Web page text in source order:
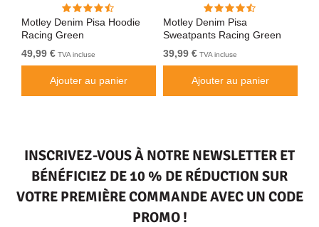
Motley Denim Pisa Hoodie
Racing Green
49,99 € TVA incluse
Ajouter au panier
Motley Denim Pisa
Sweatpants Racing Green
39,99 € TVA incluse
Ajouter au panier
INSCRIVEZ-VOUS À NOTRE NEWSLETTER ET
BÉNÉFICIEZ DE 10 % DE RÉDUCTION SUR
VOTRE PREMIÈRE COMMANDE AVEC UN CODE
PROMO !